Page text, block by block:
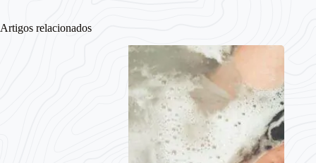
Artigos relacionados